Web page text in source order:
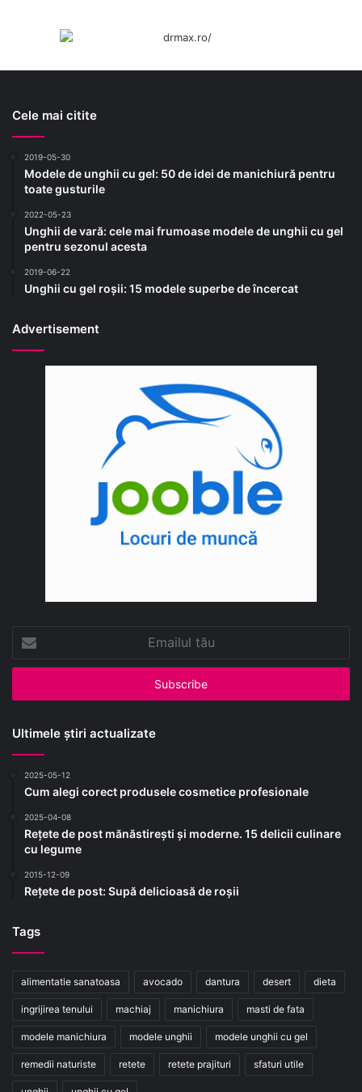
Cele mai citite
2019-05-30
Modele de unghii cu gel: 50 de idei de manichiură pentru
toate gusturile
2022-05-23
Unghii de vară: cele mai frumoase modele de unghii cu gel
pentru sezonul acesta
2019-06-22
Unghii cu gel roșii: 15 modele superbe de încercat
Advertisement
Emailul
tău
Ultimele știri actualizate
2025-05-12
Cum alegi corect produsele cosmetice profesionale
2025-04-08
Rețete de post mănăstirești și moderne. 15 delicii culinare
cu legume
2015-12-09
Rețete de post: Supă delicioasă de roșii
Tags
alimentatie sanatoasa avocado dantura desert dieta
ingrijirea tenului machiaj manichiura masti de fata
modele manichiura modele unghii modele unghii cu gel
remedii naturiste retete retete prajituri sfaturi utile